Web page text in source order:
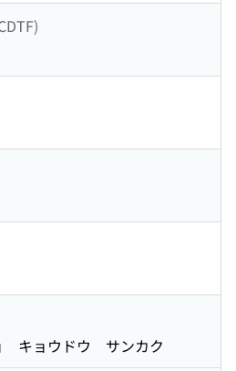
キョウドウ サンカク